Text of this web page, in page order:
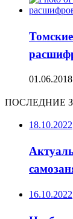
01.06.2018
ПОСЛЕДНИЕ
18.10.2022
16.10.2022